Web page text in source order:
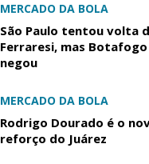
MERCADO DA BOLA
São Paulo tentou volta
Ferraresi, mas Botafogo
negou
MERCADO DA BOLA
Rodrigo Dourado é o
reforço do Juárez